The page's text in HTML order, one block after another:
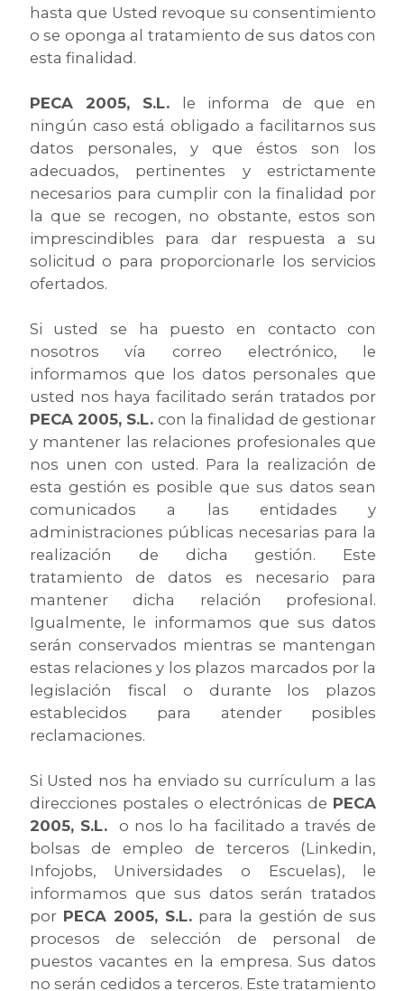
hasta que Usted revoque su consentimiento
o se oponga al tratamiento de sus datos con
esta finalidad.
PECA 2005, S.L.
le informa de que en
ningún caso está obligado a facilitarnos sus
datos personales, y que éstos son los
adecuados, pertinentes y estrictamente
necesarios para cumplir con la finalidad por
la que se recogen, no obstante, estos son
imprescindibles para dar respuesta a su
solicitud o para proporcionarle los servicios
ofertados.
Si usted se ha puesto en contacto con
nosotros vía correo electrónico, le
informamos que los datos personales que
usted nos haya facilitado serán tratados por
PECA 2005, S.L.con la finalidad de gestionar
y mantener las relaciones profesionales que
nos unen con usted. Para la realización de
esta gestión es posible que sus datos sean
comunicados a las entidades y
administraciones públicas necesarias para la
realización de dicha gestión. Este
tratamiento de datos es necesario para
mantener dicha relación profesional.
Igualmente, le informamos que sus datos
serán conservados mientras se mantengan
estas relaciones y los plazos marcados por la
legislación fiscal o durante los plazos
establecidos para atender posibles
reclamaciones.
Si Usted nos ha enviado su currículum a las
direcciones postales o electrónicas de PECA
2005, S.L.
o nos lo ha facilitado a través de
bolsas de empleo de terceros (Linkedin,
Infojobs, Universidades o Escuelas), le
informamos que sus datos serán tratados
por PECA 2005, S.L. para la gestión de sus
procesos de selección de personal de
puestos vacantes en la empresa. Sus datos
no serán cedidos a terceros. Este tratamiento